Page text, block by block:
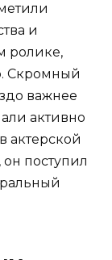
и
ролике,
Скромный
важнее
активно
актерской
поступил